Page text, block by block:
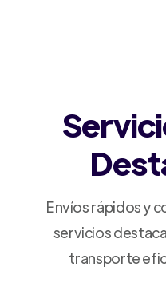
Envíos rápidos y
servicios
transporte